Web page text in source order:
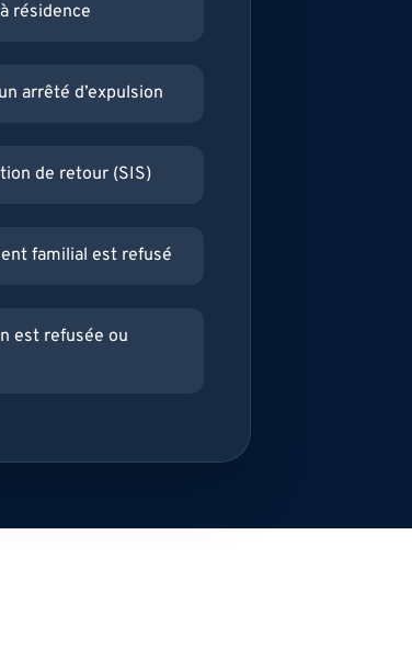
résidence
arrêté d’expulsion
de retour (SIS)
familial est refusé
est refusée ou